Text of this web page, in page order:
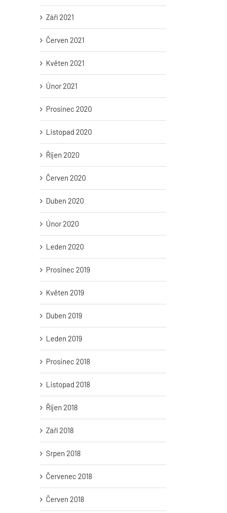
Tajuplný Elsinor Františka Muziky
26. května 2026 | 0 komentářů
Září 2021
Červen 2021
Květen 2021
Únor 2021
Prosinec 2020
Listopad 2020
Říjen 2020
Červen 2020
Duben 2020
Únor 2020
Leden 2020
Prosinec 2019
Květen 2019
Duben 2019
Leden 2019
Prosinec 2018
Listopad 2018
Říjen 2018
Září 2018
Srpen 2018
Červenec 2018
Červen 2018